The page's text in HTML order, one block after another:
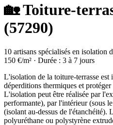
🏡 Toiture-
(57290)
10 artisans spécialisés en isolation
150 €/m² · Durée : 3 à 7 jours
L'isolation de la toiture-terrasse
déperditions thermiques et
L'isolation peut être réalisée par
performante), par l'intérieur (sous
(isolant au-dessus de l'étanchéité).
polyuréthane ou polystyrène